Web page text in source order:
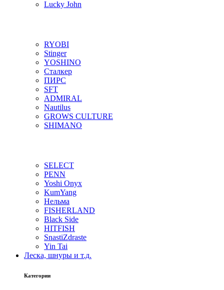
Lucky John
RYOBI
Stinger
YOSHINO
Сталкер
ПИРС
SFT
ADMIRAL
Nautilus
GROWS CULTURE
SHIMANO
SELECT
PENN
Yoshi Onyx
KumYang
Нельма
FISHERLAND
Black Side
HITFISH
SnastiZdraste
Yin Tai
Леска, шнуры и т.д.
Категории